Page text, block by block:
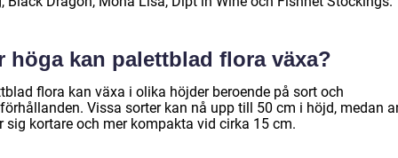
höga kan palettblad flora växa?
flora kan växa i olika höjder beroende på sort och
Vissa sorter kan nå upp till 50 cm i höjd, medan
sig kortare och mer kompakta vid cirka 15 cm.